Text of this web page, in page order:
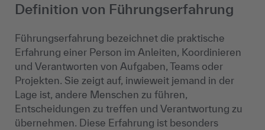
Definition von Führungserfahrung
Führungserfahrung bezeichnet die praktische
Erfahrung einer Person im Anleiten, Koordinieren
und Verantworten von Aufgaben, Teams oder
Projekten. Sie zeigt auf, inwieweit jemand in der
Lage ist, andere Menschen zu führen,
Entscheidungen zu treffen und Verantwortung zu
übernehmen. Diese Erfahrung ist besonders